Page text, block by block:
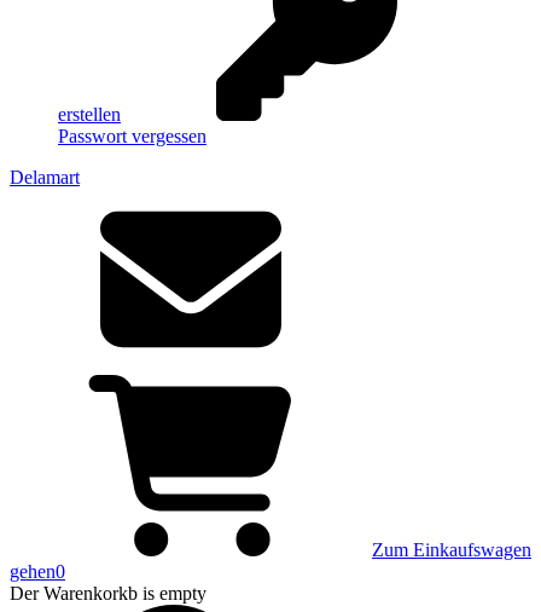
erstellen
Passwort vergessen
Delamart
Zum Einkaufswagen
gehen0
Der Warenkorkb is empty